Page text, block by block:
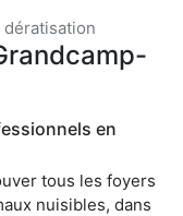
dératisation
en
tous les foyers
nuisibles, dans